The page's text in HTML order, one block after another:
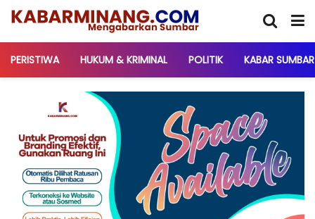
PERISTIWA HUKUM & KRIMINAL POLITIK KABAR SUMBAR